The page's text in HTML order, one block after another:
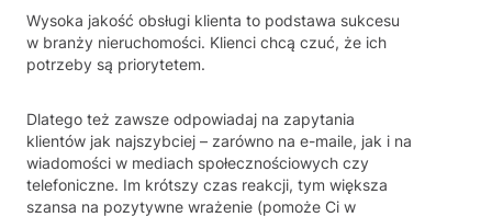
Wysoka jakość obsługi klienta to podstawa sukcesu
w branży nieruchomości. Klienci chcą czuć, że ich
potrzeby są priorytetem.
Dlatego też zawsze odpowiadaj na zapytania
klientów jak najszybciej – zarówno na e-maile, jak i na
wiadomości w mediach społecznościowych czy
telefoniczne. Im krótszy czas reakcji, tym większa
szansa na pozytywne wrażenie (pomoże Ci w